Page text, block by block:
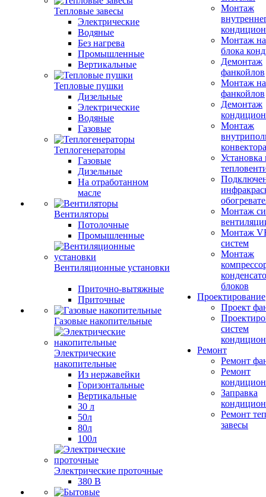
Тепловые завесы
Электрические
Водяные
Без нагрева
Промышленные
Вертикальные
Тепловые пушки
Дизельные
Электрические
Водяные
Газовые
Теплогенераторы
Газовые
Дизельные
На отработанном
масле
Вентиляторы
Потолочные
Промышленные
Вентиляционные установки
Приточно-вытяжные
Приточные
Газовые накопительные
Электрические
накопительные
Из нержавейки
Горизонтальные
Вертикальные
30 л
50л
80л
100л
Электрические проточные
380 В
Монтаж
Монтаж
блока
Демонтаж
фанкойлов
Монтаж
фанкойлов
Демонтаж
Монтаж
конвектора
Установка
Монтаж
Монтаж
систем
Монтаж
блоков
Проектирование
Проект
систем
Ремонт
Ремонт
Ремонт
Заправка
Ремонт
завесы